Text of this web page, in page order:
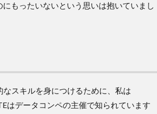
もったいないという思いは抱いていまし
スキルを身につけるために、私は
はデータコンペの主催で知られています